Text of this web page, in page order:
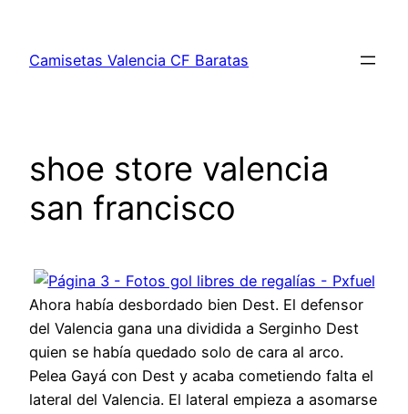
contenido
Camisetas Valencia CF Baratas
shoe store valencia
san francisco
Ahora había desbordado bien Dest. El defensor
del Valencia gana una dividida a Serginho Dest
quien se había quedado solo de cara al arco.
Pelea Gayá con Dest y acaba cometiendo falta el
lateral del Valencia. El lateral empieza a asomarse